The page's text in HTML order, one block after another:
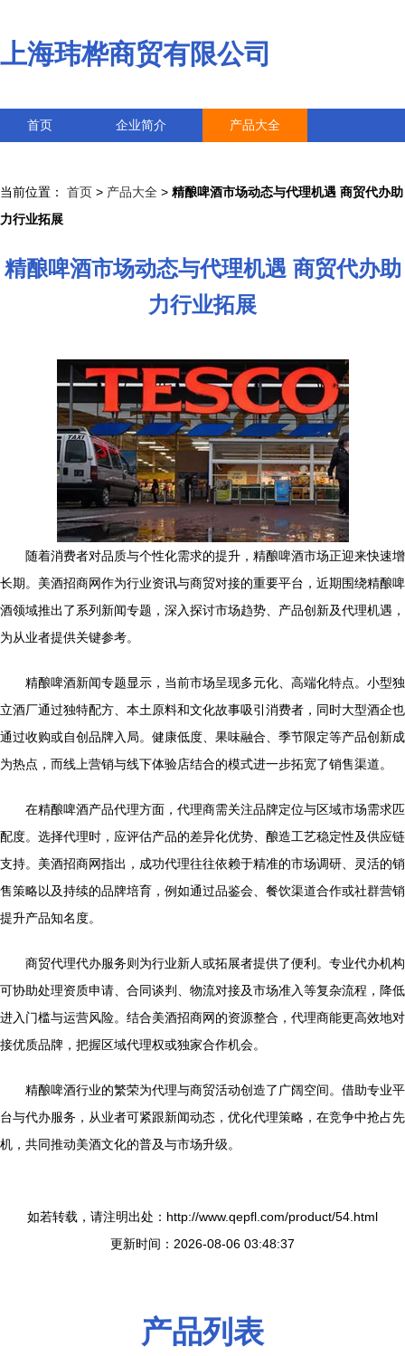
上海玮桦商贸有限公司
首页 企业简介 产品大全
当前位置： 首页 > 产品大全 > 精酿啤酒市场动态与代理机遇 商贸代办助
力行业拓展
精酿啤酒市场动态与代理机遇 商贸代办助
力行业拓展
随着消费者对品质与个性化需求的提升，精酿啤酒市场正迎来快速增
长期。美酒招商网作为行业资讯与商贸对接的重要平台，近期围绕精酿啤
酒领域推出了系列新闻专题，深入探讨市场趋势、产品创新及代理机遇，
为从业者提供关键参考。
精酿啤酒新闻专题显示，当前市场呈现多元化、高端化特点。小型独
立酒厂通过独特配方、本土原料和文化故事吸引消费者，同时大型酒企也
通过收购或自创品牌入局。健康低度、果味融合、季节限定等产品创新成
为热点，而线上营销与线下体验店结合的模式进一步拓宽了销售渠道。
在精酿啤酒产品代理方面，代理商需关注品牌定位与区域市场需求匹
配度。选择代理时，应评估产品的差异化优势、酿造工艺稳定性及供应链
支持。美酒招商网指出，成功代理往往依赖于精准的市场调研、灵活的销
售策略以及持续的品牌培育，例如通过品鉴会、餐饮渠道合作或社群营销
提升产品知名度。
商贸代理代办服务则为行业新人或拓展者提供了便利。专业代办机构
可协助处理资质申请、合同谈判、物流对接及市场准入等复杂流程，降低
进入门槛与运营风险。结合美酒招商网的资源整合，代理商能更高效地对
接优质品牌，把握区域代理权或独家合作机会。
精酿啤酒行业的繁荣为代理与商贸活动创造了广阔空间。借助专业平
台与代办服务，从业者可紧跟新闻动态，优化代理策略，在竞争中抢占先
机，共同推动美酒文化的普及与市场升级。
如若转载，请注明出处：http://www.qepfl.com/product/54.html
更新时间：2026-08-06 03:48:37
产品列表